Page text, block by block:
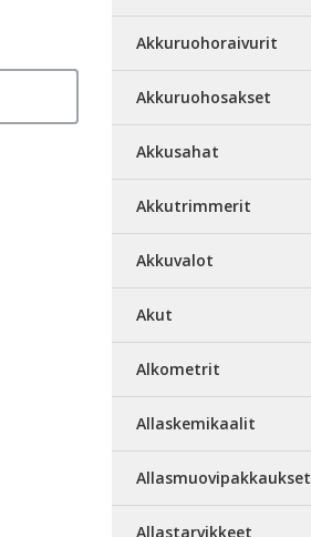
Akkuruohoraivurit
Akkuruohosakset
Akkusahat
Akkutrimmerit
Akkuvalot
Akut
Alkometrit
Allaskemikaalit
Allasmuovipakkaukset
Allastarvikkeet